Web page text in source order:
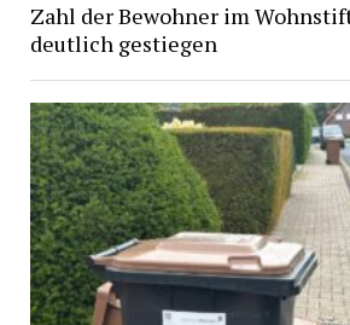
Zahl der Bewohner im
deutlich gestiegen